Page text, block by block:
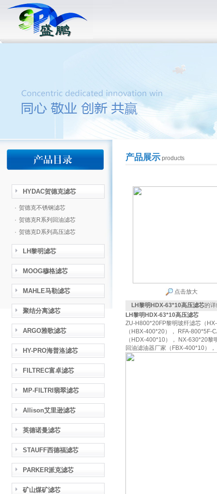
HYDAC贺德克滤芯
· 贺德克不锈钢滤芯
· 贺德克R系列回油滤芯
· 贺德克D系列高压滤芯
LH黎明滤芯
MOOG穆格滤芯
MAHLE马勒滤芯
聚结分离滤芯
ARGO雅歌滤芯
HY-PRO海普洛滤芯
FILTREC富卓滤芯
MP-FILTRI翡翠滤芯
Allison艾里逊滤芯
英德诺曼滤芯
STAUFF西德福滤芯
PARKER派克滤芯
矿山煤矿滤芯
产品展示 products
点击放大
LH黎明HDX-63*10高压滤芯的
LH黎明HDX-63*10高压滤芯
ZU-H800*20FP黎明玻纤滤芯（
（HBX-400*20）， RFA-
（HDX-400*10）， NX-630*20
回油滤油器厂家（FBX-400*10）